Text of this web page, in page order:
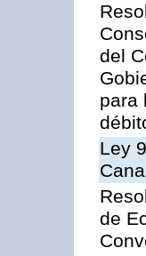
del
para
Ley
de